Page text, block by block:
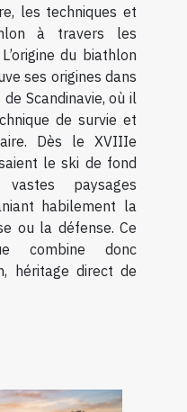
les techniques et
à travers les
du biathlon
ses origines dans
Scandinavie, où il
de survie et
Dès le XVIIIe
le ski de fond
paysages
habilement la
ou la défense. Ce
combine donc
héritage direct de